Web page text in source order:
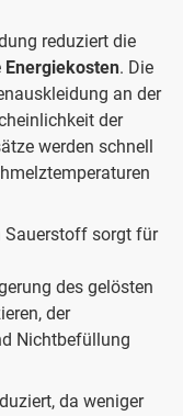
reduziert die
Energiekosten. Die
an der
der
werden schnell
Sauerstoff sorgt für
des gelösten
der
Nichtbefüllung
da weniger